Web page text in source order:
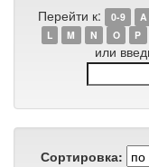
Перейти к: 0-9 A
L
M N O P
или
Сортировка: